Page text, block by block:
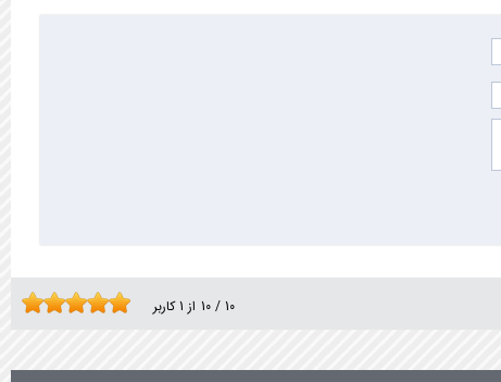
10 / 10 از 1کاربر